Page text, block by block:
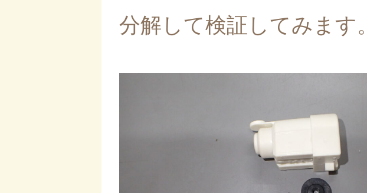
分解して検証してみます。